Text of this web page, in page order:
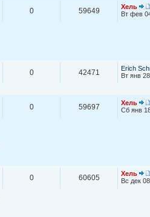
0 59649
Хель
Вт фев
0 42471
Erich
Вт янв
0 59697
Хель
Сб янв
0 60605
Хель
Вс дек